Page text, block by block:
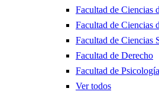
Facultad de Ciencias
Facultad de Ciencias
Facultad de Ciencias
Facultad de Derecho
Facultad de Psicología
Ver todos